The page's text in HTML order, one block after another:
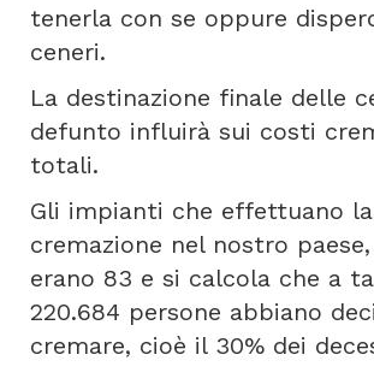
tenerla con se oppure
ceneri.
La destinazione finale delle
defunto influirà sui costi
totali.
Gli impianti che effettuano la
cremazione nel nostro paese,
erano 83 e si calcola che a
220.684 persone abbiano
cremare, cioè il 30% dei